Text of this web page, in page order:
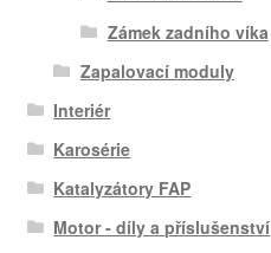
Zámek zadního víka
Zapalovací moduly
Interiér
Karosérie
Katalyzátory FAP
Motor - díly a příslušenství